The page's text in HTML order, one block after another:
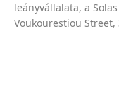
leányvállalata, a
Voukourestiou Street,